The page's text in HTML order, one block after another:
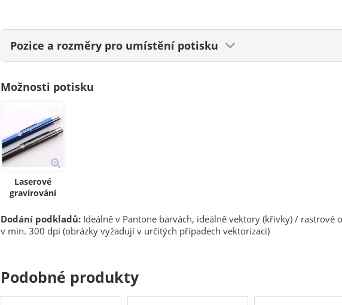
Pozice a rozměry pro umístění potisku
Možnosti potisku
Laserové
gravírování
Dodání podkladů: Ideálně v Pantone barvách, ideálně vektory (křivky) / rastrové
v min. 300 dpi (obrázky vyžadují v určitých případech vektorizaci)
Podobné produkty